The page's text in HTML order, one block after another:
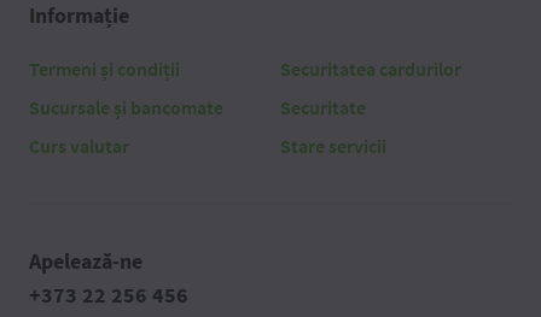
Informație
Termeni și condiții
Sucursale și bancomate
Curs valutar
Securitatea cardurilor
Securitate
Stare servicii
Apelează-ne
+373 22 256 456